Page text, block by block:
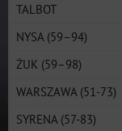
TALBOT
NYSA (59–94)
ŻUK (59–98)
WARSZAWA (51-73)
SYRENA (57-83)